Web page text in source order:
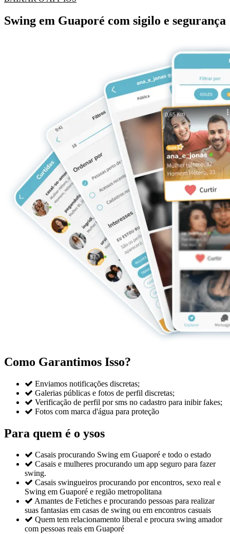
Swing em Guaporé com sigilo e segurança
Como Garantimos Isso?
 Enviamos notificações discretas;
 Galerias públicas e fotos de perfil discretas;
 Verificação de perfil por sms no cadastro para inibir fakes;
 Fotos com marca d'água para proteção
Para quem é o ysos
 Casais procurando Swing em Guaporé e todo o estado
 Casais e mulheres procurando um app seguro para fazer
swing.
 Casais swingueiros procurando por encontros, sexo real e
Swing em Guaporé e região metropolitana
 Amantes de Fetiches e procurando pessoas para realizar
suas fantasias em casas de swing ou em encontros casuais
 Quem tem relacionamento liberal e procura swing amador
com pessoas reais em Guaporé